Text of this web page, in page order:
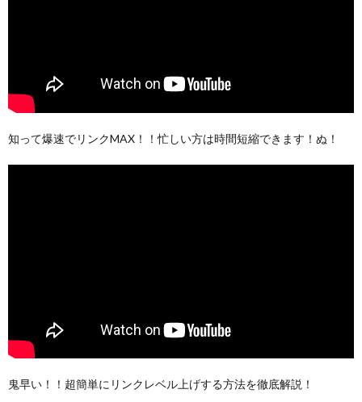
知って爆速でリンクMAX！！忙しい方は時間短縮できます！ぬ！
鬼早い！！超簡単にリンクレベル上げする方法を徹底解説！